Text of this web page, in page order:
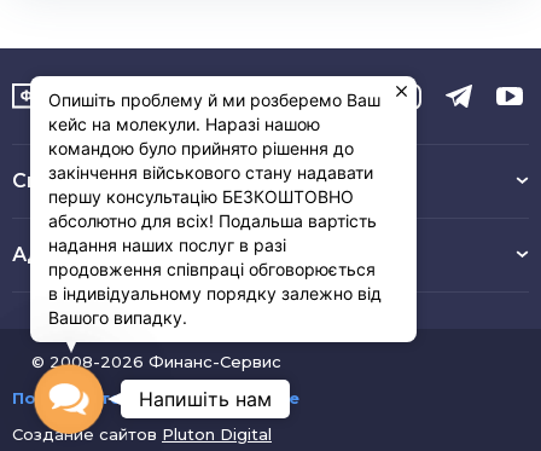
Связь с нами :
Адрес
© 2008-2026 Финанс-Сервис
Пользовательское соглашение
Создание сайтов Pluton Digital
Contact
Напишіть нам
Опишіть проблему й ми розберемо Ваш
кейс на молекули. Наразі нашою
командою було прийнято рішення до
закінчення військового стану надавати
першу консультацію БЕЗКОШТОВНО
абсолютно для всіх! Подальша вартість
надання наших послуг в разі
продовження співпраці обговорюється
в індивідуальному порядку залежно від
Вашого випадку.